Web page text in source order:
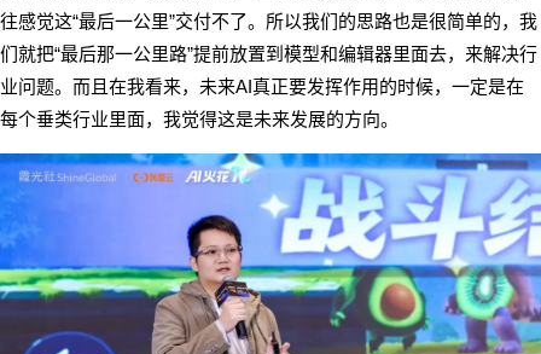
往感觉这“最后一公里”交付不了。所以我们的思路也是很简单的，我
们就把“最后那一公里路”提前放置到模型和编辑器里面去，来解决行
业问题。而且在我看来，未来AI真正要发挥作用的时候，一定是在
每个垂类行业里面，我觉得这是未来发展的方向。